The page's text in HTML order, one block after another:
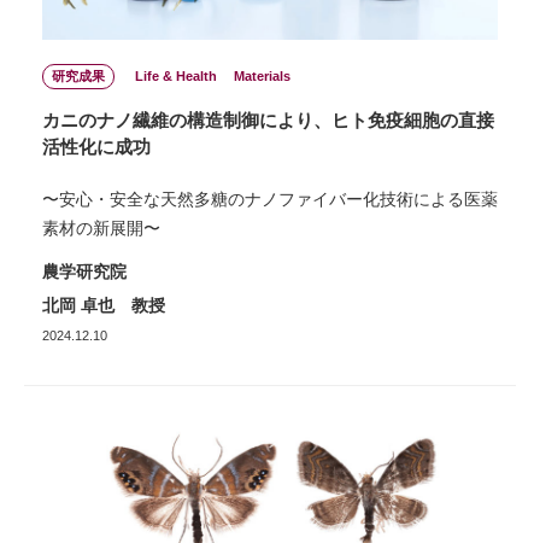
研究成果 Life & Health Materials
カニのナノ繊維の構造制御により、ヒト免疫細胞の直接
活性化に成功
〜安心・安全な天然多糖のナノファイバー化技術による医薬
素材の新展開〜
農学研究院
北岡 卓也 教授
2024.12.10